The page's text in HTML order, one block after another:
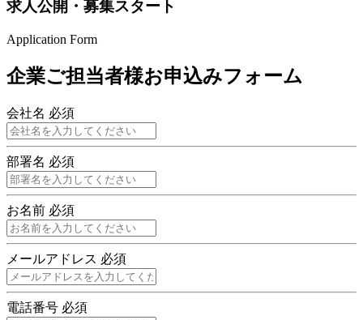
求人公開・募集スタート
Application Form
企業ご担当者様お申込みフォーム
会社名 必須
部署名 必須
お名前 必須
メールアドレス 必須
電話番号 必須